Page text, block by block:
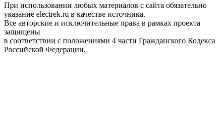
При использовании любых материалов с сайта обязательно
указание electrek.ru в качестве источника.
Все авторские и исключительные права в рамках проекта
защищены
в соответствии с положениями 4 части Гражданского Кодекса
Российской Федерации.